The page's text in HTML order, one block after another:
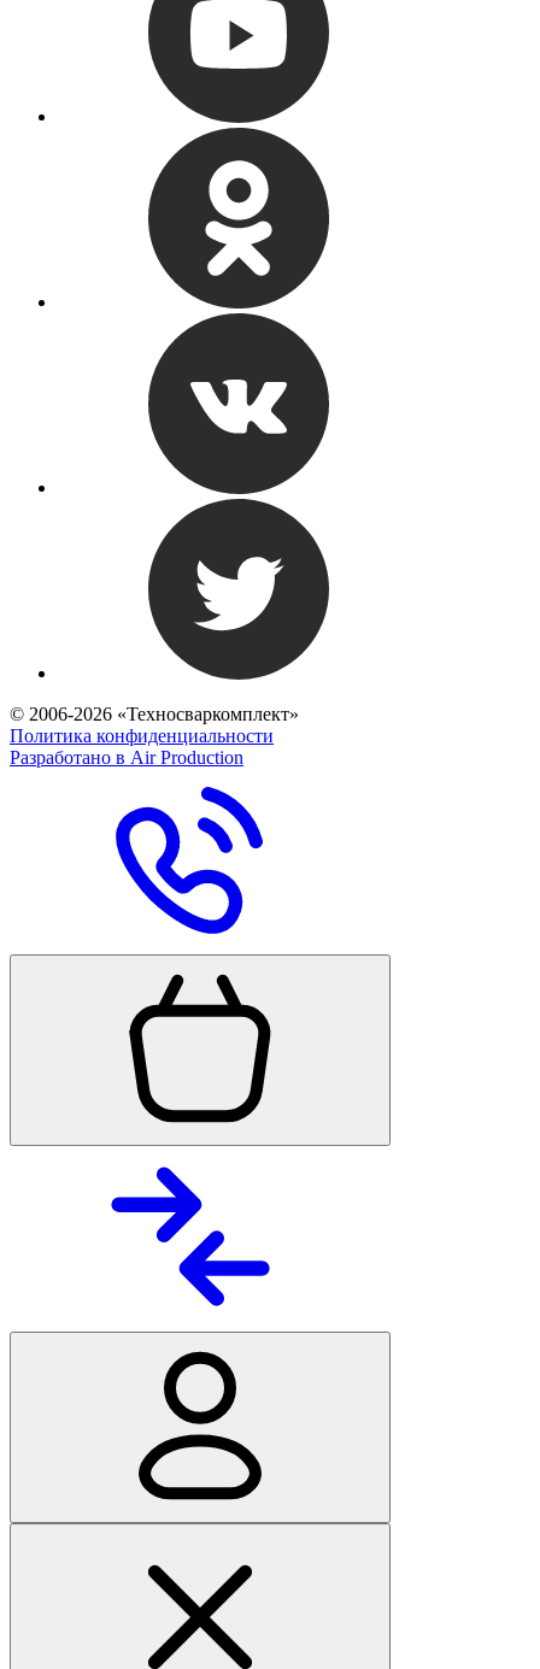
© 2006-2026 «Техносваркомплект»
Политика конфиденциальности
Разработано в Air Production